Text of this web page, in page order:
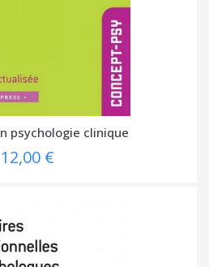
psychologie clinique
12,00 €